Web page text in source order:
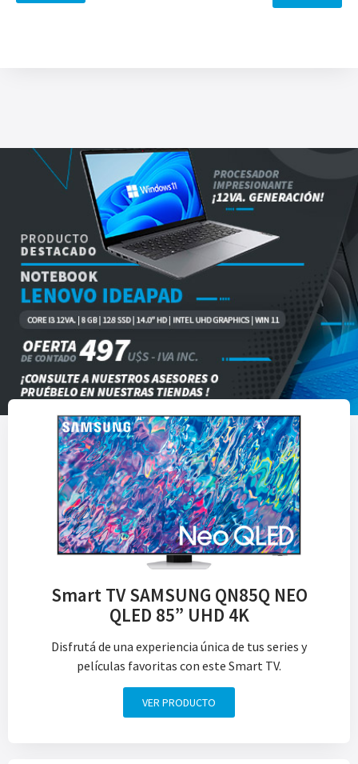
Smart TV SAMSUNG QN85Q NEO
QLED 85” UHD 4K
Disfrutá de una experiencia única de tus series y
películas favoritas con este Smart TV.
VER PRODUCTO